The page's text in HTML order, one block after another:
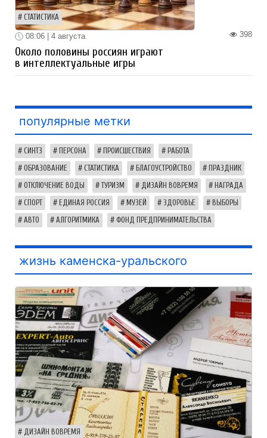
СТАТИСТИКА
398
08:06 | 4 августа
Около половины россиян играют
в интеллектуальные игры
популярные метки
СИНТЗ ПЕРСОНА ПРОИСШЕСТВИЯ РАБОТА
ОБРАЗОВАНИЕ СТАТИСТИКА БЛАГОУСТРОЙСТВО ПРАЗДНИК
ОТКЛЮЧЕНИЕ ВОДЫ ТУРИЗМ ДИЗАЙН ВОВРЕМЯ НАГРАДА
СПОРТ ЕДИНАЯ РОССИЯ МУЗЕЙ ЗДОРОВЬЕ ВЫБОРЫ
АВТО АЛГОРИТМИКА ФОНД ПРЕДПРИНИМАТЕЛЬСТВА
жизнь каменска-уральского
ДИЗАЙН ВОВРЕМЯ